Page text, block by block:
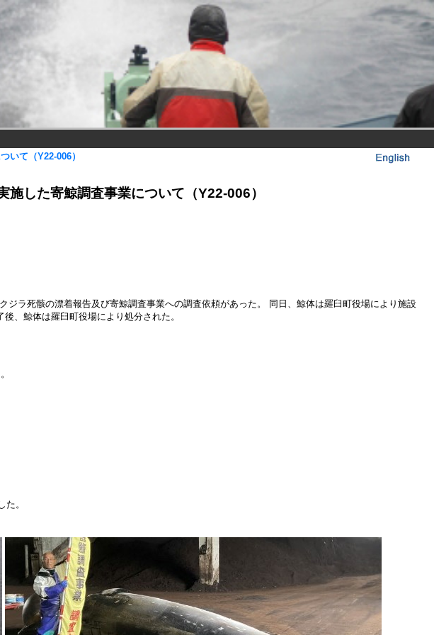
いて（Y22-006）
した寄鯨調査事業について（Y22-006）
ラ死骸の漂着報告及び寄鯨調査事業への調査依頼があった。 同日、鯨体は羅臼町役場により施設
、鯨体は羅臼町役場により処分された。
。